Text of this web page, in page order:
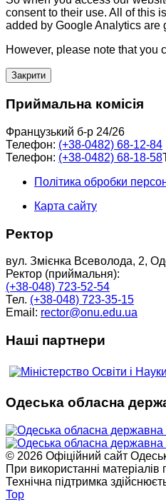
consent to their use. All of this
added by Google Analytics are
However, please note that you
Закрити
Приймальна комісія
Французький б-р 24/26
Телефон: (+38-0482) 68-12-84
Телефон: (+38-0482) 68-18-58
Політика обробки
Карта сайту
Ректор
вул. Змієнка Всеволода, 2,
Ректор (приймальня):
(+38-048) 723-52-54
Тел. (+38-048) 723-35-15
Email: rector@onu.edu.ua
Наші партнери
Одеська обласна
© 2026 Офіційний сайт
При використанні
Технічна підтримка
Top